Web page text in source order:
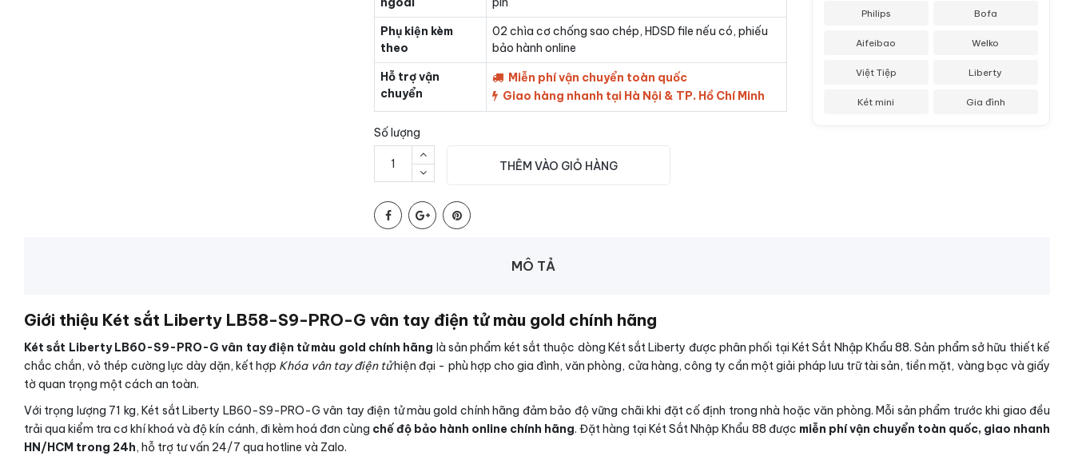
Phụ kiện kèm
theo
02 chìa cơ chống sao chép, HDSD file nếu có, phiếu
bảo hành online
Hỗ trợ vận
chuyển
Miễn phí vận chuyển toàn quốc
Giao hàng nhanh tại Hà Nội & TP. Hồ Chí Minh
Số lượng
THÊM VÀO GIỎ HÀNG
Philips Bofa
Aifeibao Welko
Việt Tiệp Liberty
Két mini Gia đình
MÔ TẢ
Giới thiệu Két sắt Liberty LB58-S9-PRO-G vân tay điện tử màu gold chính hãng
Két sắt Liberty LB60-S9-PRO-G vân tay điện tử màu gold chính hãng là sản phẩm két sắt thuộc dòng Két sắt Liberty được phân phối tại Két Sắt Nhập Khẩu 88. Sản phẩm sở hữu thiết kế
chắc chắn, vỏ thép cường lực dày dặn, kết hợp Khóa vân tay điện tửhiện đại - phù hợp cho gia đình, văn phòng, cửa hàng, công ty cần một giải pháp lưu trữ tài sản, tiền mặt, vàng bạc và giấy
tờ quan trọng một cách an toàn.
Với trọng lượng 71 kg, Két sắt Liberty LB60-S9-PRO-G vân tay điện tử màu gold chính hãng đảm bảo độ vững chãi khi đặt cố định trong nhà hoặc văn phòng. Mỗi sản phẩm trước khi giao đều
trải qua kiểm tra cơ khí khoá và độ kín cánh, đi kèm hoá đơn cùng chế độ bảo hành online chính hãng. Đặt hàng tại Két Sắt Nhập Khẩu 88 được miễn phí vận chuyển toàn quốc, giao nhanh
HN/HCM trong 24h, hỗ trợ tư vấn 24/7 qua hotline và Zalo.